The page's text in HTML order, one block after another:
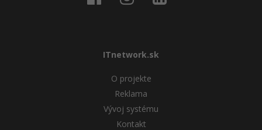
ITnetwork.sk
O projekte
Reklama
Vývoj systému
Kontakt